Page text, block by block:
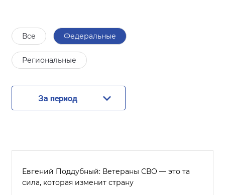
Все Федеральные
Региональные
За период
Евгений Поддубный: Ветераны СВО — это та
сила, которая изменит страну